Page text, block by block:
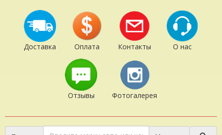
Доставка Оплата Контакты О нас
Отзывы Фотогалерея